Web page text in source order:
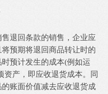
退回条款的销售，企业应
预期将退回商品转让时的
预计发生的成本(例如运
资产，即应收退货成本。同
账面价值减去应收退货成